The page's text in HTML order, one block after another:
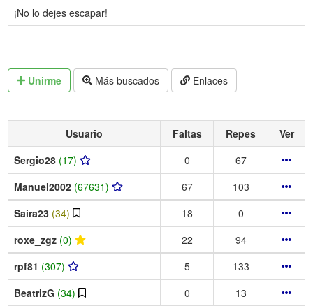
¡No lo dejes escapar!
Unirme Más buscados Enlaces
Usuario Faltas Repes
Ver
Sergio28 (17) 0
67
Manuel2002 (67631) 67
103
Saira23 (34) 18
0
roxe_zgz (0) 22
94
rpf81 (307) 5
133
BeatrizG (34) 0
13